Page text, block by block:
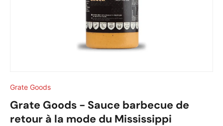
Grate Goods
Grate Goods - Sauce barbecue de
retour à la mode du Mississippi